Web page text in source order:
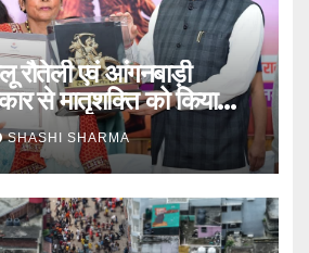
रौतेली एवं आंगनबाड़ी
से मातृशक्ति को किया
SHASHI SHARMA